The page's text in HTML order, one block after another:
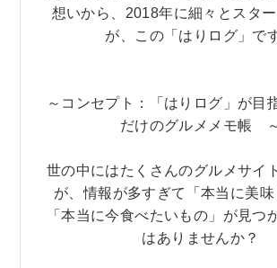
想いから、2018年に細々とスタ
が、この「はりログ」です
～コンセプト：「はりログ」が目
だけのグルメメモ帳
世の中にはたくさんのグルメサイ
が、情報が多すぎて「本当に美味
「本当に今食べたいもの」が見つ
はありませんか？